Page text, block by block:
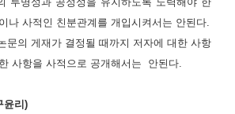
나 사적인 친분관계를 개입시켜서 는 안된다.
문의 게재가 결정될 때까지 저자에 대한 사항
사항을 사적으로 공개해서는 안된다.
윤리)